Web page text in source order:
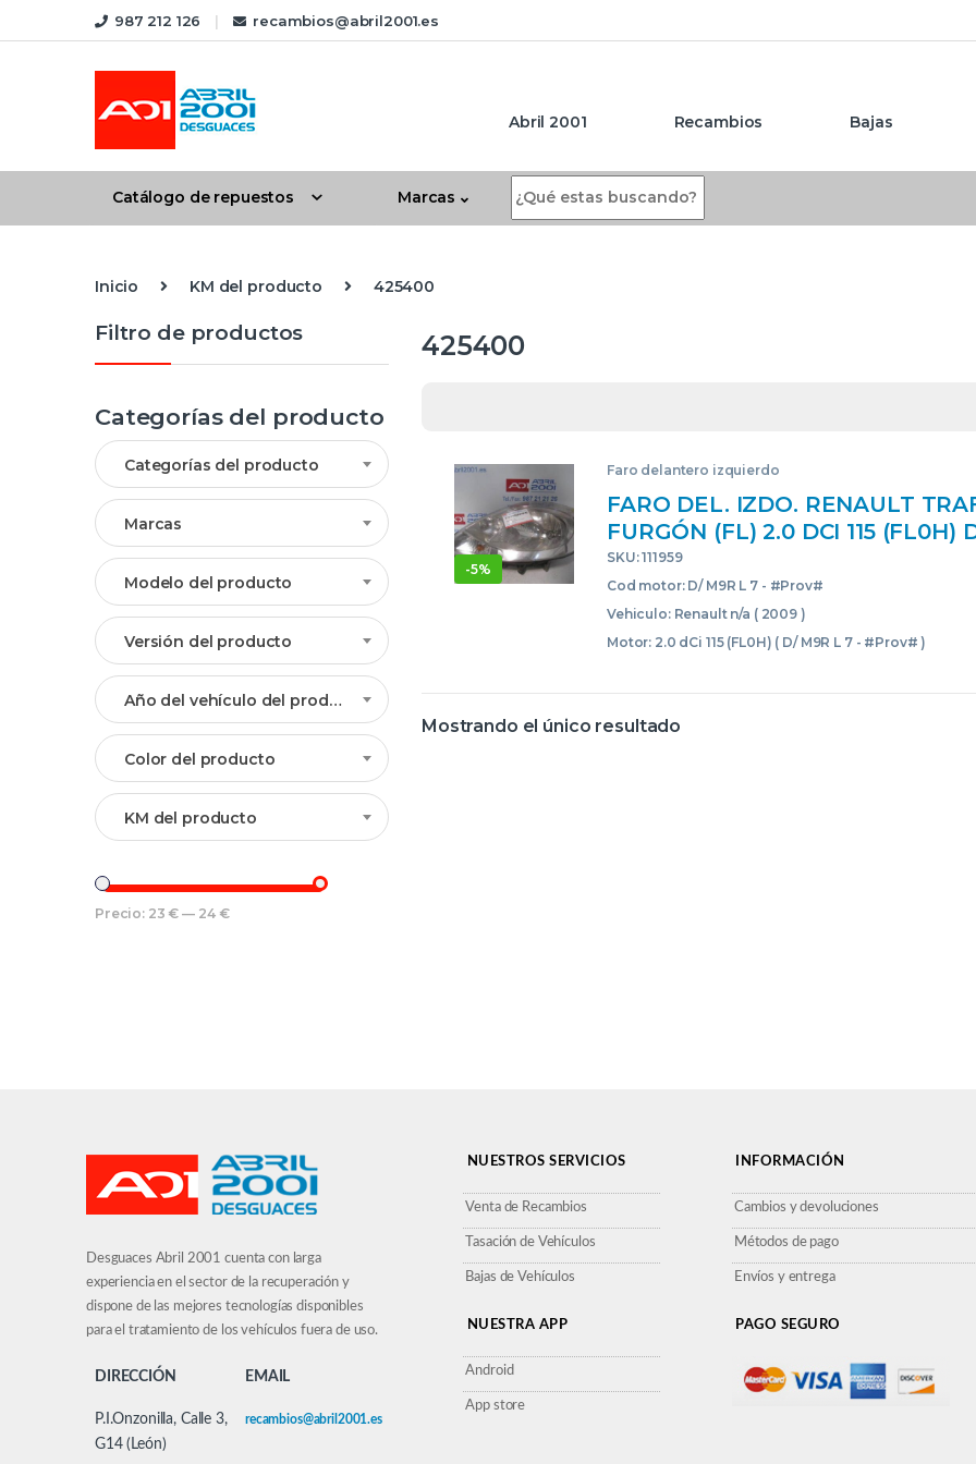
Skip to navigation
Skip to content987 212 126 recambios@abril2001.es
Abril 2001 Recambios Bajas
Catálogo de repuestos Marcas
Inicio KM del producto 425400
425400
-5%
Faro delantero izquierdo
FARO DEL. IZDO. RENAULT
FURGÓN (FL) 2.0 DCI 115 (FL0H)
#PROV# DM9RL7PROV BLANCO
SKU: 111959
Cod motor: D/ M9R L 7 - #Prov#
Vehiculo: Renault n/a ( 2009 )
Motor: 2.0 dCi 115 (FL0H) ( D/ M9R L 7 - #Prov# )
Mostrando el único resultado
Filtro de productos
Categorías del producto
Categorías del producto
Marcas
Modelo del producto
Versión del producto
Año del vehículo del producto
Color del producto
KM del producto
Precio: 23 € — 24 €
Desguaces Abril 2001 cuenta con larga
experiencia en el sector de la recuperación y
dispone de las mejores tecnologías disponibles
para el tratamiento de los vehículos fuera de uso.
DIRECCIÓN EMAIL
P.I.Onzonilla, Calle 3,
G14 (León)
recambios@abril2001.es
NUESTROS SERVICIOS
Venta de Recambios
Tasación de Vehículos
Bajas de Vehículos
NUESTRA APP
Android
App store
INFORMACIÓN
Cambios y devoluciones
Métodos de pago
Envíos y entrega
PAGO SEGURO